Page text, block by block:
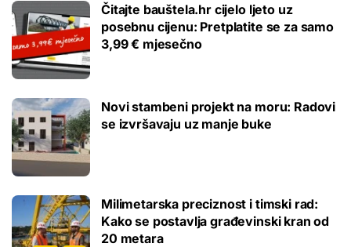
Čitajte bauštela.hr cijelo ljeto uz
posebnu cijenu: Pretplatite se za samo
3,99 € mjesečno
Novi stambeni projekt na moru: Radovi
se izvršavaju uz manje buke
Milimetarska preciznost i timski rad:
Kako se postavlja građevinski kran od
20 metara